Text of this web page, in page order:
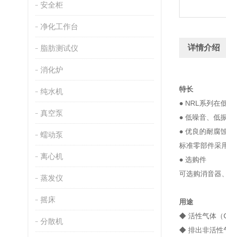
安全柜
净化工作台
脂肪测试仪
消化炉
纯水机
真空泵
蠕动泵
离心机
蒸发仪
摇床
分散机
详情介绍
特长
● NRL系列在
● 低噪音、低
● 优良的耐腐
标准零部件采
● 选购件
可选购消音器
用途
◆ 活性气体（
◆ 排出非活性